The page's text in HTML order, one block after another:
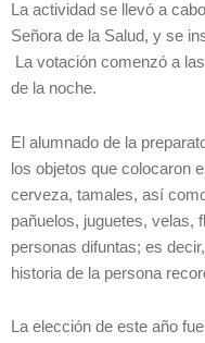
La actividad se llevó a
Señora de la Salud, y se
La votación comenzó a
de la noche.
El alumnado de la
los objetos que colocaron
cerveza, tamales, así
pañuelos, juguetes, velas,
personas difuntas; es
historia de la persona
La elección de este año